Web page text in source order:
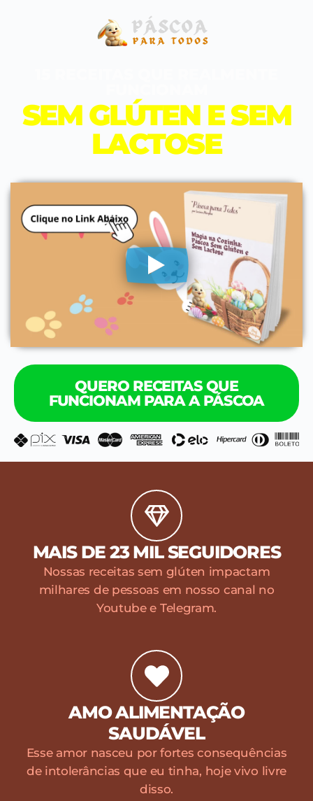
SEM GLÚTEN E SEM
LACTOSE
QUERO RECEITAS QUE
FUNCIONAM PARA A PÁSCOA
MAIS DE 23 MIL SEGUIDORES
Nossas receitas sem glúten impactam
milhares de pessoas em nosso canal no
Youtube e Telegram.
AMO ALIMENTAÇÃO
SAUDÁVEL
Esse amor nasceu por fortes consequências
de intolerâncias que eu tinha, hoje vivo livre
disso.